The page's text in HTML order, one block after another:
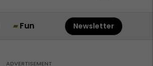
Fun Newsletter